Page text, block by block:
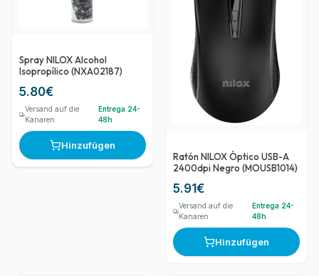
Spray NILOX Alcohol
Isopropílico (NXA02187)
5.80€
Versand auf die
Kanaren
Entrega 24-
48h
Hinzufügen
Ratón NILOX Óptico USB-A
2400dpi Negro (MOUSB1014)
5.91€
Versand auf die
Kanaren
Entrega 24-
48h
Hinzufügen